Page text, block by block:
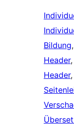
Bildung,
Header,
Header,